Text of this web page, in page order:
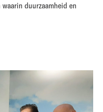
duurzaamheid en